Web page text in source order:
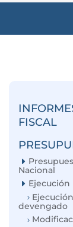
FISCAL
Nacional
Ejecución
devengado